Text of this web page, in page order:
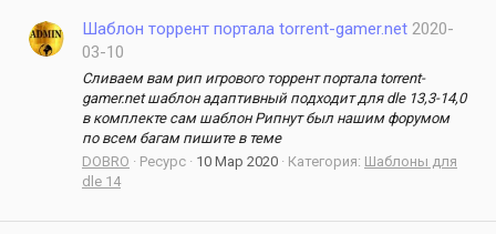
Шаблон торрент портала torrent-gamer.net 2020-
03-10
Сливаем вам рип игрового торрент портала torrent-
gamer.net шаблон адаптивный подходит для dle 13,3-14,0
в комплекте сам шаблон Рипнут был нашим форумом
по всем багам пишите в теме
DOBRO
Ресурс 10 Мар 2020 Категория: Шаблоны для
dle 14